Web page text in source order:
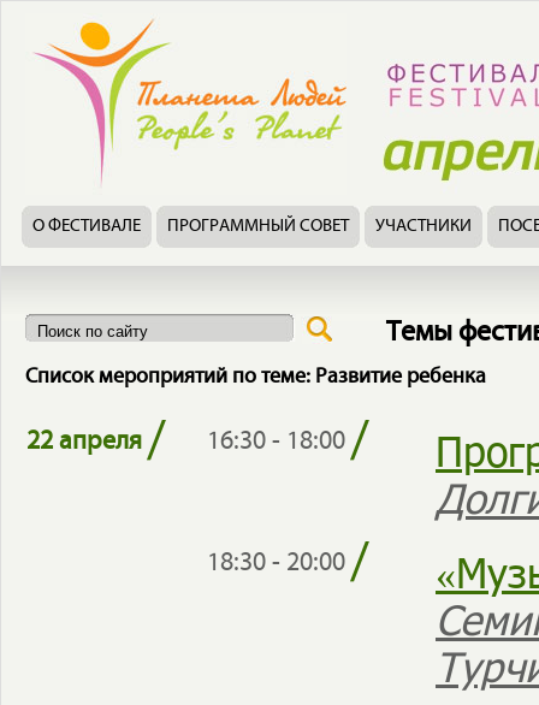
О ФЕСТИВАЛЕ ПРОГРАММНЫЙ СОВЕТ УЧАСТНИКИ
Темы
Список мероприятий по теме: Развитие ребенка
22 апреля/ 16:30 - 18:00/
18:30 - 20:00/